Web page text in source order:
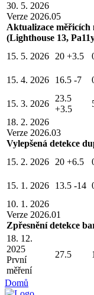
30. 5. 2026
Verze 2026.05
Aktualizace měřicích
(Lighthouse 13,
15. 5. 2026 20 +3.5
15. 4. 2026
16.5 -7
15. 3. 2026
23.5
+3.5
18. 2. 2026
Verze 2026.03
Vylepšená detekce
15. 2. 2026 20 +6.5
15. 1. 2026
13.5 -14
10. 1. 2026
Verze 2026.01
Zpřesnění detekce
18. 12.
2025
První
měření
27.5
Domů